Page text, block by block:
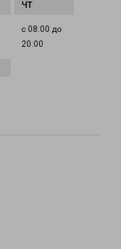
с 08:00 до
20:00